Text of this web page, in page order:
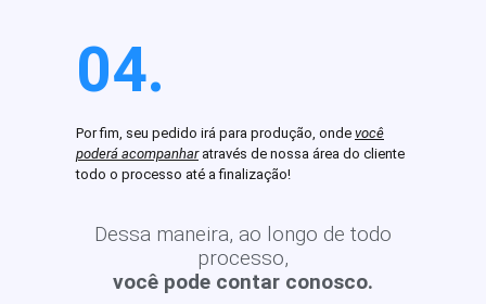
04.
Por fim, seu pedido irá para produção, onde você
poderá acompanharatravés de nossa área do cliente
todo o processo até a finalização!
Dessa maneira, ao longo de todo
processo,
você pode contar conosco.